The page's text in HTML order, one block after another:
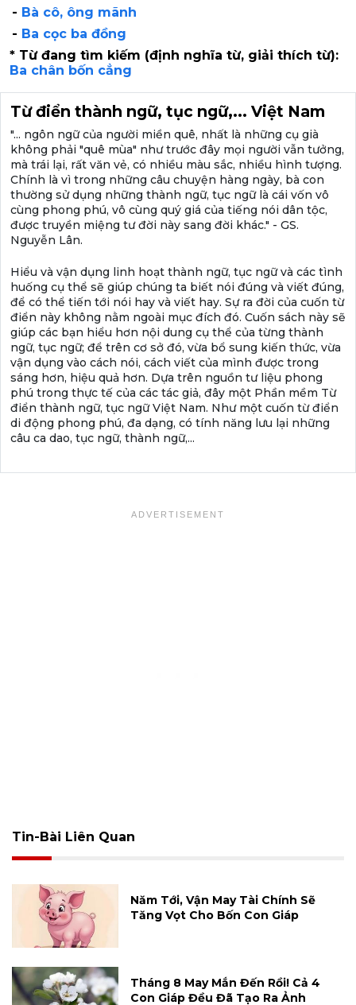
- Bà cô, ông mãnh
- Ba cọc ba đồng
* Từ đang tìm kiếm (định nghĩa từ, giải thích từ):
Ba chân bốn cẳng
Từ điển thành ngữ, tục ngữ,... Việt Nam
"... ngôn ngữ của người miền quê, nhất là những cụ già
không phải "quê mùa" như trước đây mọi người vẫn tưởng,
mà trái lại, rất văn vẻ, có nhiều màu sắc, nhiều hình tượng.
Chính là vì trong những câu chuyện hàng ngày, bà con
thường sử dụng những thành ngữ, tục ngữ là cái vốn vô
cùng phong phú, vô cùng quý giá của tiếng nói dân tộc,
được truyền miệng tư đời này sang đời khác." - GS.
Nguyễn Lân.
Hiểu và vận dụng linh hoạt thành ngữ, tục ngữ và các tình
huống cụ thể sẽ giúp chúng ta biết nói đúng và viết đúng,
để có thể tiến tới nói hay và viết hay. Sự ra đời của cuốn từ
điển này không nằm ngoài mục đích đó. Cuốn sách này sẽ
giúp các bạn hiểu hơn nội dung cụ thể của từng thành
ngữ, tục ngữ; để trên cơ sở đó, vừa bổ sung kiến thức, vừa
vận dụng vào cách nói, cách viết của mình được trong
sáng hơn, hiệu quả hơn. Dựa trên nguồn tư liệu phong
phú trong thực tế của các tác giả, đây một Phần mềm Từ
điển thành ngữ, tục ngữ Việt Nam. Như một cuốn từ điển
di động phong phú, đa dạng, có tính năng lưu lại những
câu ca dao, tục ngữ, thành ngữ,...
Tin-Bài Liên Quan
Năm Tới, Vận May Tài Chính Sẽ
Tăng Vọt Cho Bốn Con Giáp
Tháng 8 May Mắn Đến Rồi! Cả 4
Con Giáp Đều Đã Tạo Ra Ảnh